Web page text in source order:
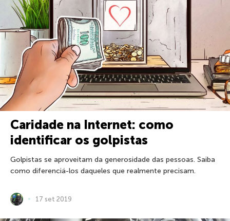
Caridade na Internet: como
identificar os golpistas
Golpistas se aproveitam da generosidade das pessoas. Saiba
como diferenciá-los daqueles que realmente precisam.
17 set 2019